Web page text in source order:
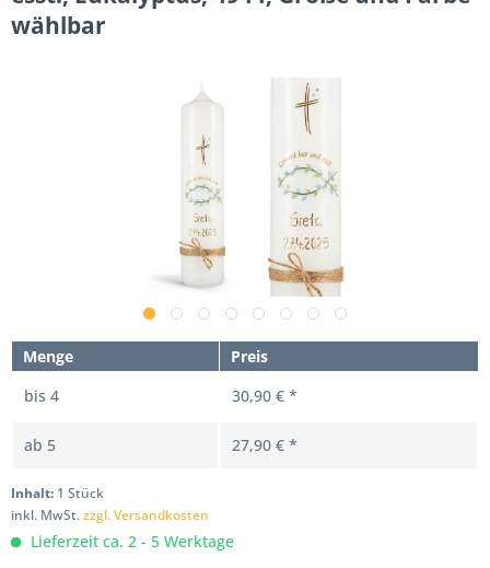
wählbar
Menge
Preis
bis 4 30,90 € *
ab 5 27,90 € *
Inhalt: 1 Stück
inkl. MwSt.zzgl. Versandkosten
Lieferzeit ca. 2 - 5 Werktage